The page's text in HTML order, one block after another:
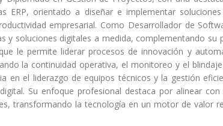
ERP, orientado a diseñar e implementar
empresarial. Como Desarrollador de
y soluciones digitales a medida, complementando su
le permite liderar procesos de innovación y
la continuidad operativa, el monitoreo y el
en el liderazgo de equipos técnicos y la gestión
Su enfoque profesional destaca por alinear
transformando la tecnología en un motor de valor